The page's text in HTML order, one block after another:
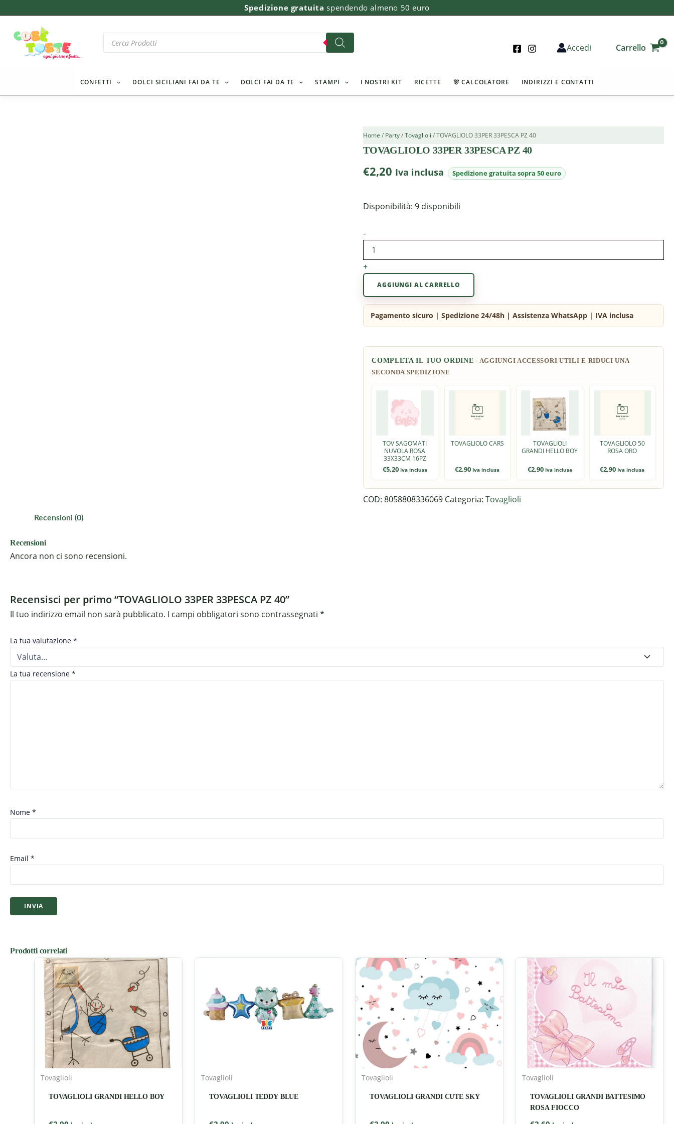
al
contenuto
Spedizione gratuita spendendo almeno 50 euro
Products
search
Accedi Carrello
CONFETTI DOLCI SICILIANI FAI DA TE DOLCI FAI DA TE STAMPI I NOSTRI KIT RICETTE 🎊 CALCOLATORE INDIRIZZI E CONTATTI
Home / Party/Tovaglioli / TOVAGLIOLO 33PER 33PESCA PZ 40
TOVAGLIOLO 33PER 33PESCA PZ 40
€2,20 Iva inclusa
Disponibilità: 9 disponibili
-
TOVAGLIOLO
33PER
+
AGGIUNGI AL CARRELLO
COMPLETA IL TUO ORDINE
TOV SAGOMATI
NUVOLA ROSA
33X33CM 16PZ
€5,20 Iva inclusa
TOVAGLIOLO CARS
€2,90 Iva inclusa
TOVAGLIOLI
GRANDI HELLO BOY
€2,90 Iva inclusa
TOVAGLIOLO 50
ROSA ORO
€2,90 Iva inclusa
COD:8058808336069 Categoria:Tovaglioli
Recensioni (0)
Recensioni
Ancora non ci sono recensioni.
Recensisci per primo “TOVAGLIOLO 33PER 33PESCA PZ 40”
Il tuo indirizzo email non sarà pubblicato. I campi obbligatori sono contrassegnati *
La tua valutazione *
La tua recensione *
Nome *
Email *
Prodotti correlati
Tovaglioli
TOVAGLIOLI GRANDI HELLO BOY
Tovaglioli
TOVAGLIOLI TEDDY BLUE
Tovaglioli
TOVAGLIOLI GRANDI CUTE SKY
Tovaglioli
TOVAGLIOLI GRANDI BATTESIMO
ROSA FIOCCO